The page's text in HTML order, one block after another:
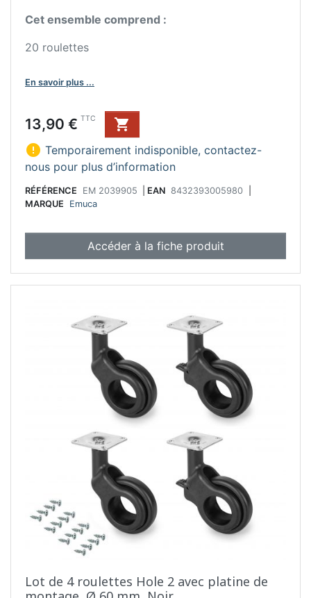
Cet ensemble comprend :
20 roulettes
En savoir plus ...
Prix
13,90 € TTC

 Temporairement indisponible, contactez-
nous pour plus d’information
RÉFÉRENCE EM 2039905 EAN 8432393005980
MARQUE
Emuca
Accéder à la fiche produit
Lot de 4 roulettes Hole 2 avec platine de